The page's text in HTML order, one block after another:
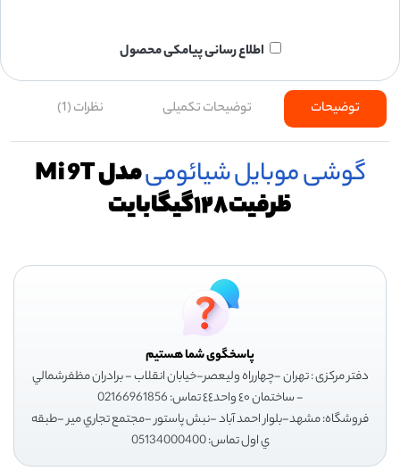
اطلاع رسانی پیامکی محصول
توضیحات توضیحات تکمیلی نظرات (1)
گوشی موبایلشیائومی
مدل Mi 9T
ظرفیت۱۲۸گیگابایت
پاسخگوی شما هستیم
دفتر مرکزی : تهران -چهارراه وليعصر-خيابان انقلاب - برادران مظفرشمالي
- ساختمان ٤٠ واحد٤٤ تماس: 02166961856
فروشگاه: مشهد-بلوار احمد آباد -نبش پاستور -مجتمع تجاري مير -طبقه
ي اول تماس: 05134000400